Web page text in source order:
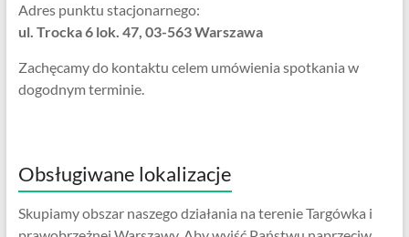
Adres punktu stacjonarnego:
ul. Trocka 6 lok. 47, 03-563 Warszawa
Zachęcamy do kontaktu celem umówienia spotkania w
dogodnym terminie.
Obsługiwane lokalizacje
Skupiamy obszar naszego działania na terenie Targówka i